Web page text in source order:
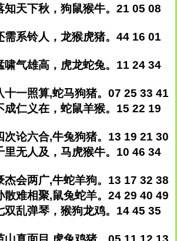
知天下秋，狗鼠猴牛。21 05 08
需系铃人，龙猴虎猪。44 16 01
啸气雄高，虎龙蛇兔。11 24 34
十一照算,蛇马狗猪。07 25 33 41
成仁义在，蛇鼠羊猴。15 22 19
次论六合,牛兔狗猪。13 19 21 30
里无人及，马虎猴牛。10 46 34
杰会两广,牛蛇羊狗。13 17 32 38
散难相聚,鼠兔蛇羊。24 29 40 49
双乱弹琴，猴狗龙鸡。14 45 35